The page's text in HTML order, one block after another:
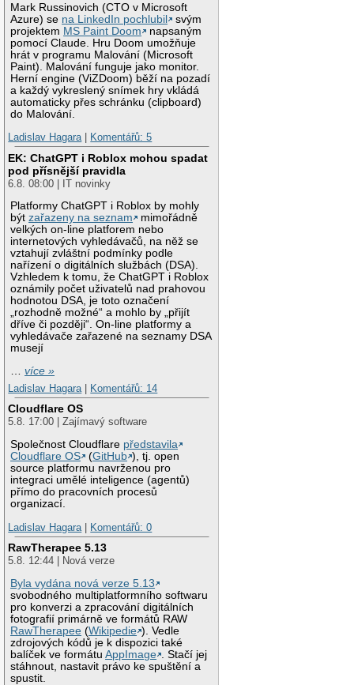
Mark Russinovich (CTO v Microsoft
Azure) se na LinkedIn pochlubil
svým
projektem MS Paint Doom
napsaným
pomocí Claude. Hru Doom umožňuje
hrát v programu Malování (Microsoft
Paint). Malování funguje jako monitor.
Herní engine (ViZDoom) běží na pozadí
a každý vykreslený snímek hry vkládá
automaticky přes schránku (clipboard)
do Malování.
Ladislav Hagara| Komentářů: 5
EK: ChatGPT i Roblox mohou spadat
pod přísnější pravidla
6.8. 08:00 | IT novinky
Platformy ChatGPT i Roblox by mohly
býtzařazeny na seznam
mimořádně
velkých on-line platforem nebo
internetových vyhledávačů, na něž se
vztahují zvláštní podmínky podle
nařízení o digitálních službách (DSA).
Vzhledem k tomu, že ChatGPT i Roblox
oznámily počet uživatelů nad prahovou
hodnotou DSA, je toto označení
„rozhodně možné“ a mohlo by „přijít
dříve či později“. On-line platformy a
vyhledávače zařazené na seznamy DSA
musejí
…více »
Ladislav Hagara | Komentářů: 14
Cloudflare OS
5.8. 17:00 | Zajímavý software
Společnost Cloudflare představila
Cloudflare OS
(GitHub ), tj. open
source platformu navrženou pro
integraci umělé inteligence (agentů)
přímo do pracovních procesů
organizací.
Ladislav Hagara | Komentářů: 0
RawTherapee 5.13
5.8. 12:44 | Nová verze
Byla vydána nová verze 5.13
svobodného multiplatformního softwaru
pro konverzi a zpracování digitálních
fotografií primárně ve formátů RAW
RawTherapee (Wikipedie ). Vedle
zdrojových kódů je k dispozici také
balíček ve formátuAppImage
. Stačí jej
stáhnout, nastavit právo ke spuštění a
spustit.